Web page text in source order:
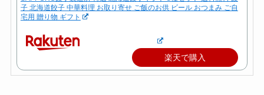
子 北海道餃子 中華料理 お取り寄せ ご飯のお供 ビール おつまみ ご自
宅用 贈り物 ギフト
楽天で購入